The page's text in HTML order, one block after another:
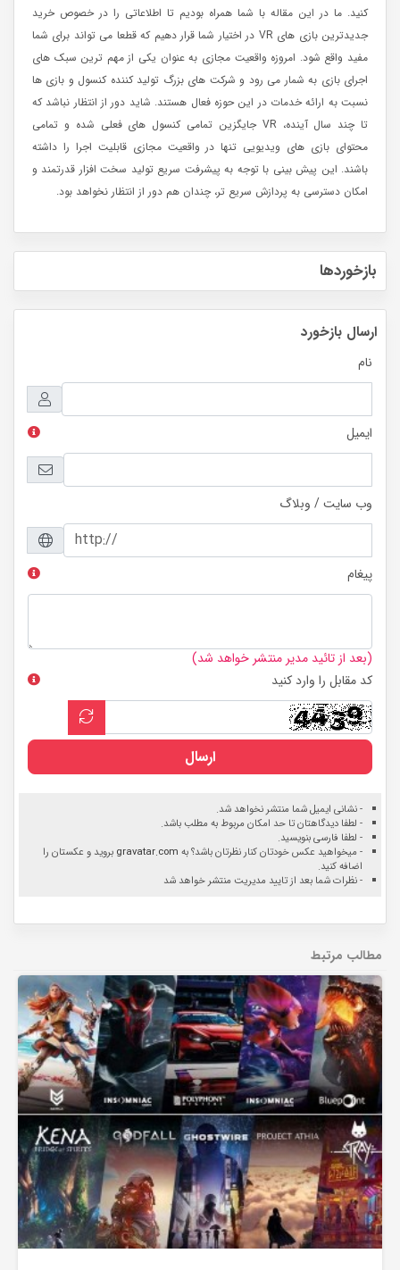
کنید. ما در این مقاله با شما همراه بودیم تا اطلاعاتی را در خصوص خرید
جدیدترین بازی های VR در اختیار شما قرار دهیم که قطعا می تواند برای شما
مفید واقع شود. امروزه واقعیت مجازی به عنوان یکی از مهم ترین سبک های
اجرای بازی به شمار می رود و شرکت های بزرگ تولید کننده کنسول و بازی ها
نسبت به ارائه خدمات در این حوزه فعال هستند. شاید دور از انتظار نباشد که
تا چند سال آینده، VR جایگزین تمامی کنسول های فعلی شده و تمامی
محتوای بازی های ویدیویی تنها در واقعیت مجازی قابلیت اجرا را داشته
باشند. این پیش بینی با توجه به پیشرفت سریع تولید سخت افزار قدرتمند و
امکان دسترسی به پردازش سریع تر، چندان هم دور از انتظار نخواهد بود.
بازخوردها
ارسال بازخورد
نام
ایمیل
وب سایت / وبلاگ
پیغام
(بعد از تائید مدیر منتشر خواهد شد)
کد مقابل را وارد کنید
ارسال
- نشانی ایمیل شما منتشر نخواهد شد.
- لطفا دیدگاهتان تا حد امکان مربوط به مطلب باشد.
- لطفا فارسی بنویسید.
- میخواهید عکس خودتان کنار نظرتان باشد؟ به gravatar.com بروید و عکستان را
اضافه کنید.
- نظرات شما بعد از تایید مدیریت منتشر خواهد شد
مطالب مرتبط